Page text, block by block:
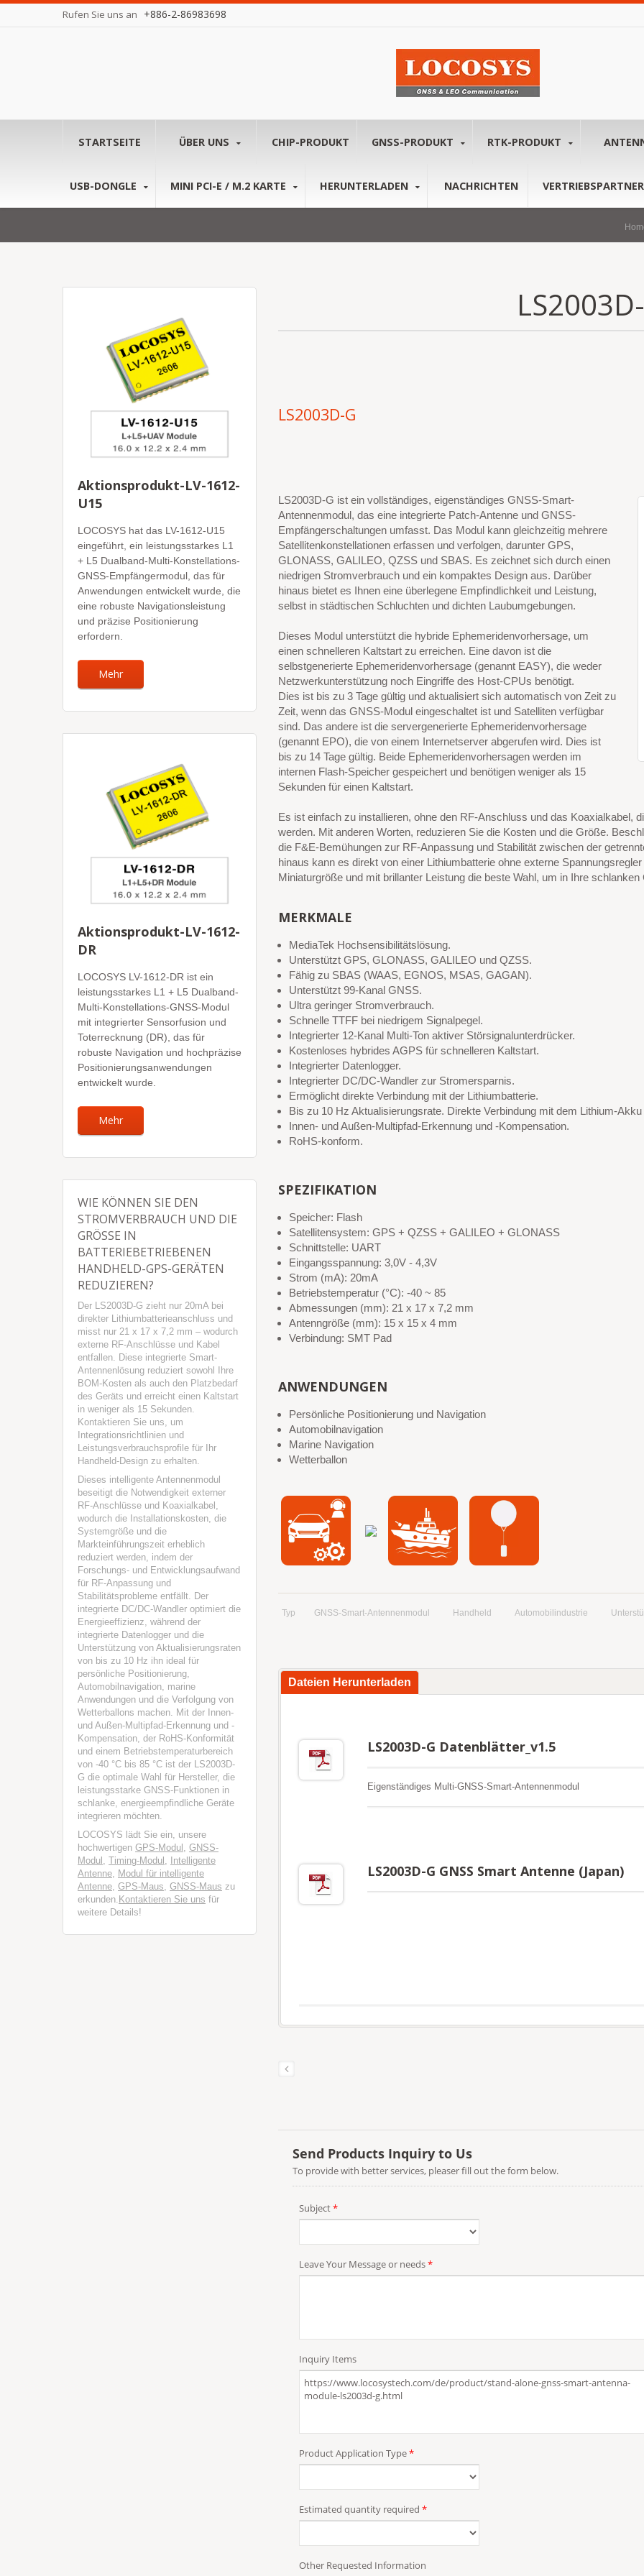
Rufen Sie uns an +886-2-86983698
STARTSEITE ÜBER UNS CHIP-PRODUKT GNSS-PRODUKT RTK-PRODUKT
USB-DONGLE MINI PCI-E / M.2 KARTE HERUNTERLADEN NACHRICHTEN VERTRIEBSPARTNER
Aktionsprodukt-LV-1612-
U15
LOCOSYS hat das LV-1612-U15
eingeführt, ein leistungsstarkes L1
+ L5 Dualband-Multi-Konstellations-
GNSS-Empfängermodul, das für
Anwendungen entwickelt wurde, die
eine robuste Navigationsleistung
und präzise Positionierung
erfordern.
Mehr
Aktionsprodukt-LV-1612-
DR
LOCOSYS LV-1612-DR ist ein
leistungsstarkes L1 + L5 Dualband-
Multi-Konstellations-GNSS-Modul
mit integrierter Sensorfusion und
Toterrecknung (DR), das für
robuste Navigation und hochpräzise
Positionierungsanwendungen
entwickelt wurde.
Mehr
WIE KÖNNEN SIE DEN
STROMVERBRAUCH UND DIE
GRÖSSE IN B
ATTERIEBETRIEBENEN H
ANDHELD-GPS-GERÄTEN R
EDUZIEREN?
Der LS2003D-G zieht nur 20mA bei
direkter Lithiumbatterieanschluss und
misst nur 21 x 17 x 7,2 mm – wodurch
externe RF-Anschlüsse und Kabel
entfallen. Diese integrierte Smart-
Antennenlösung reduziert sowohl Ihre
BOM-Kosten als auch den Platzbedarf
des Geräts und erreicht einen Kaltstart
in weniger als 15 Sekunden.
Kontaktieren Sie uns, um
Integrationsrichtlinien und
Leistungsverbrauchsprofile für Ihr
Handheld-Design zu erhalten.
Dieses intelligente Antennenmodul
beseitigt die Notwendigkeit externer
RF-Anschlüsse und Koaxialkabel,
wodurch die Installationskosten, die
Systemgröße und die
Markteinführungszeit erheblich
reduziert werden, indem der
Forschungs- und Entwicklungsaufwand
für RF-Anpassung und
Stabilitätsprobleme entfällt. Der
integrierte DC/DC-Wandler optimiert die
Energieeffizienz, während der
integrierte Datenlogger und die
Unterstützung von Aktualisierungsraten
von bis zu 10 Hz ihn ideal für
persönliche Positionierung,
Automobilnavigation, marine
Anwendungen und die Verfolgung von
Wetterballons machen. Mit der Innen-
und Außen-Multipfad-Erkennung und -
Kompensation, der RoHS-Konformität
und einem Betriebstemperaturbereich
von -40 °C bis 85 °C ist der LS2003D-
G die optimale Wahl für Hersteller, die
leistungsstarke GNSS-Funktionen in
schlanke, energieempfindliche Geräte
integrieren möchten.
LOCOSYS lädt Sie ein, unsere
hochwertigen GPS-Modul , GNSS-
Modul , Timing-Modul ,
Intelligente
Antenne, Modul für intelligente
Antenne, GPS-Maus, GNSS-Maus zu
erkunden. Kontaktieren Sie uns für
weitere Details!
LS2003D-G
LS2003D-G ist ein vollständiges, eigenständiges GNSS-Smart-
Antennenmodul, das eine integrierte Patch-Antenne und GNSS-
Empfängerschaltungen umfasst. Das Modul kann gleichzeitig mehrere
Satellitenkonstellationen erfassen und verfolgen, darunter GPS,
GLONASS, GALILEO, QZSS und SBAS. Es zeichnet sich durch einen
niedrigen Stromverbrauch und ein kompaktes Design aus. Darüber
hinaus bietet es Ihnen eine überlegene Empfindlichkeit und Leistung,
selbst in städtischen Schluchten und dichten Laubumgebungen.
Dieses Modul unterstützt die hybride Ephemeridenvorhersage, um
einen schnelleren Kaltstart zu erreichen. Eine davon ist die
selbstgenerierte Ephemeridenvorhersage (genannt EASY), die weder
Netzwerkunterstützung noch Eingriffe des Host-CPUs benötigt.
Dies ist bis zu 3 Tage gültig und aktualisiert sich automatisch von Zeit zu
Zeit, wenn das GNSS-Modul eingeschaltet ist und Satelliten verfügbar
sind. Das andere ist die servergenerierte Ephemeridenvorhersage
(genannt EPO), die von einem Internetserver abgerufen wird. Dies ist
bis zu 14 Tage gültig. Beide Ephemeridenvorhersagen werden im
internen Flash-Speicher gespeichert und benötigen weniger als 15
Sekunden für einen Kaltstart.
Es ist einfach zu installieren, ohne den RF-Anschluss und das Koaxialkabel,
werden. Mit anderen Worten, reduzieren Sie die Kosten und die Größe.
die F&E-Bemühungen zur RF-Anpassung und Stabilität zwischen der
hinaus kann es direkt von einer Lithiumbatterie ohne externe
Miniaturgröße und mit brillanter Leistung die beste Wahl, um in Ihre
MERKMALE
MediaTek Hochsensibilitätslösung.
Unterstützt GPS, GLONASS, GALILEO und QZSS.
Fähig zu SBAS (WAAS, EGNOS, MSAS, GAGAN).
Unterstützt 99-Kanal GNSS.
Ultra geringer Stromverbrauch.
Schnelle TTFF bei niedrigem Signalpegel.
Integrierter 12-Kanal Multi-Ton aktiver Störsignalunterdrücker.
Kostenloses hybrides AGPS für schnelleren Kaltstart.
Integrierter Datenlogger.
Integrierter DC/DC-Wandler zur Stromersparnis.
Ermöglicht direkte Verbindung mit der Lithiumbatterie.
Bis zu 10 Hz Aktualisierungsrate. Direkte Verbindung mit dem Lithium-
Innen- und Außen-Multipfad-Erkennung und -Kompensation.
RoHS-konform.
SPEZIFIKATION
Speicher: Flash
Satellitensystem: GPS + QZSS + GALILEO + GLONASS
Schnittstelle: UART
Eingangsspannung: 3,0V - 4,3V
Strom (mA): 20mA
Betriebstemperatur (°C): -40 ~ 85
Abmessungen (mm): 21 x 17 x 7,2 mm
Antenngröße (mm): 15 x 15 x 4 mm
Verbindung: SMT Pad
ANWENDUNGEN
Persönliche Positionierung und Navigation
Automobilnavigation
Marine Navigation
Wetterballon
Typ GNSS-Smart-Antennenmodul Handheld Automobilindustrie
Dateien Herunterladen
LS2003D-G Datenblätter_v1.5
Eigenständiges Multi-GNSS-Smart-Antennenmodul
LS2003D-G GNSS Smart Antenne (Japan)